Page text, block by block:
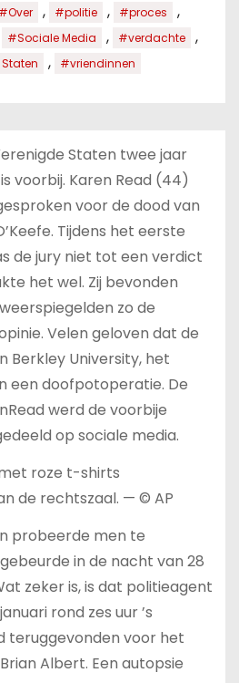
#Over , #politie , #proces ,
#Sociale Media , #verdachte ,
, #vriendinnen
Staten twee jaar
voorbij. Karen Read (44)
voor de dood van
Tijdens het eerste
de jury niet tot een verdict
het wel. Zij bevonden
zo de
Velen geloven dat de
Berkley University, het
een doofpotoperatie. De
werd de voorbije
op sociale media.
roze t-shirts
de rechtszaal. — © AP
probeerde men te
in de nacht van 28
zeker is, is dat politieagent
rond zes uur ’s
teruggevonden voor het
Albert. Een autopsie